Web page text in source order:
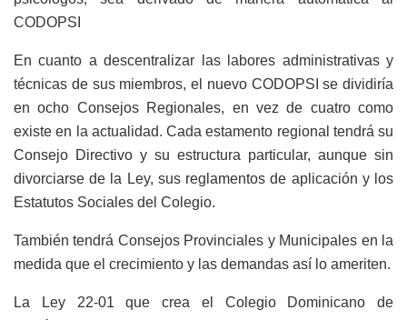
CODOPSI
En cuanto a descentralizar las labores administrativas y
técnicas de sus miembros, el nuevo CODOPSI se dividiría
en ocho Consejos Regionales, en vez de cuatro como
existe en la actualidad. Cada estamento regional tendrá su
Consejo Directivo y su estructura particular, aunque sin
divorciarse de la Ley, sus reglamentos de aplicación y los
Estatutos Sociales del Colegio.
También tendrá Consejos Provinciales y Municipales en la
medida que el crecimiento y las demandas así lo ameriten.
La Ley 22-01 que crea el Colegio Dominicano de